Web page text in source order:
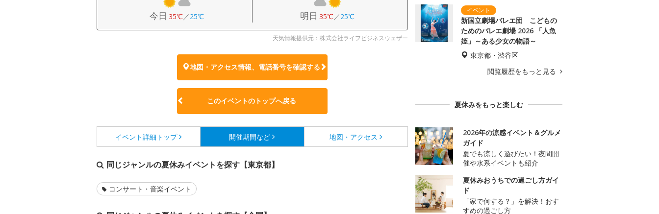
今日 35℃／25℃ 明日 35℃／25℃
天気情報提供元：株式会社ライフビジネスウェザー
地図・アクセス情報、電話番号を確認する
このイベントのトップへ戻る
イベント詳細 トップ 開催期間など 地図・アクセス
同じジャンルの夏休みイベントを探す【東京都】
コンサート・音楽イベント
新国立劇場バレエ団 こどもの
ためのバレエ劇場 2026 「人魚
姫」～ある少女の物語～
東京都・渋谷区
閲覧履歴をもっと見る
夏休みをもっと楽しむ
2026年の涼感イベント＆グルメ
ガイド
夏でも涼しく遊びたい！夜間開
催や水系イベントも紹介
夏休みおうちでの過ごし方ガイ
ド
「家で何する？」を解決！おす
すめの過ごし方